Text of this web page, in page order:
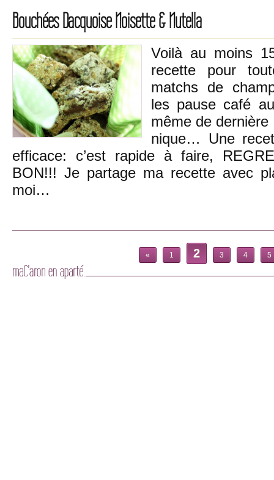
Bouchées Dacquoise Noisette & Nutella
Voilà au moins
recette pour
matchs de
les pause café
même de
nique… Une
efficace: c’est rapide à faire,
BON!!! Je partage ma recette avec
moi…
« 1 2 3 4 5